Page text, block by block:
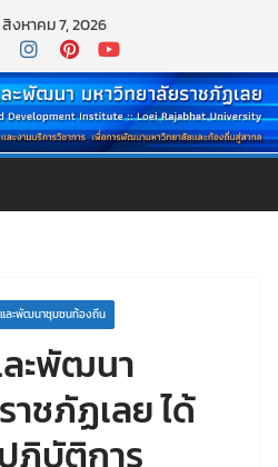
งหาคม 7, 2026
และพัฒนาชุมชนท้องถิ่น
ะพัฒนา
ชภัฏเลย ได้
ฏิบัติการ